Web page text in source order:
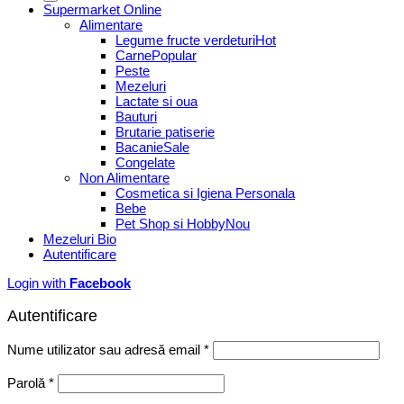
Supermarket Online
Alimentare
Legume fructe verdeturi
Carne
Peste
Mezeluri
Lactate si oua
Bauturi
Brutarie patiserie
Bacanie
Congelate
Non Alimentare
Cosmetica si Igiena Personala
Bebe
Pet Shop si Hobby
Mezeluri Bio
Autentificare
Login with Facebook
Autentificare
Nume utilizator sau adresă email *Obligatoriu
Parolă *Obligatoriu